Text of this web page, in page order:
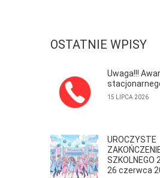
OSTATNIE WPISY
Uwaga!!!
15 LIPCA 2026
UROCZYSTE
26 czerwca